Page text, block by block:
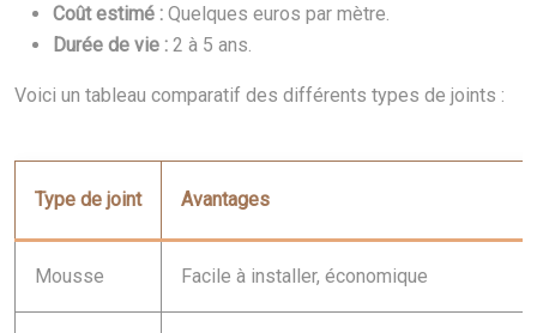
Coût estimé : Quelques euros par mètre.
Durée de vie : 2 à 5 ans.
Voici un tableau comparatif des différents types de joints :
Type de joint Avantages
Mousse Facile à installer, économique